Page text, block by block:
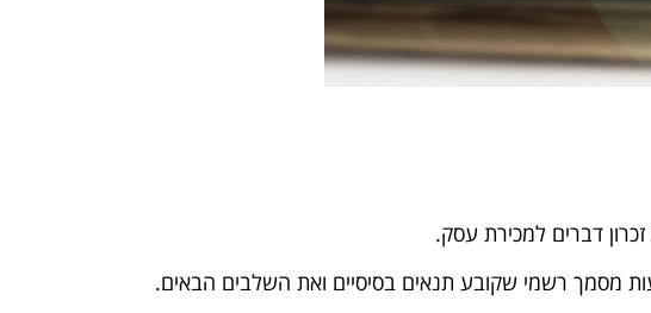
דברים למכירת עסק.
מסמך רשמי שקובע תנאים בסיסיים ואת השלבים הבאים.